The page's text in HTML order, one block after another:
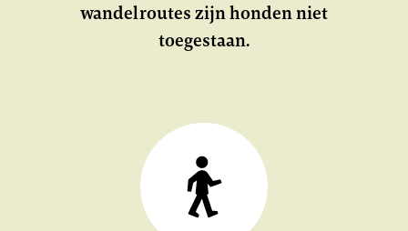
wandelroutes zijn honden niet
toegestaan.